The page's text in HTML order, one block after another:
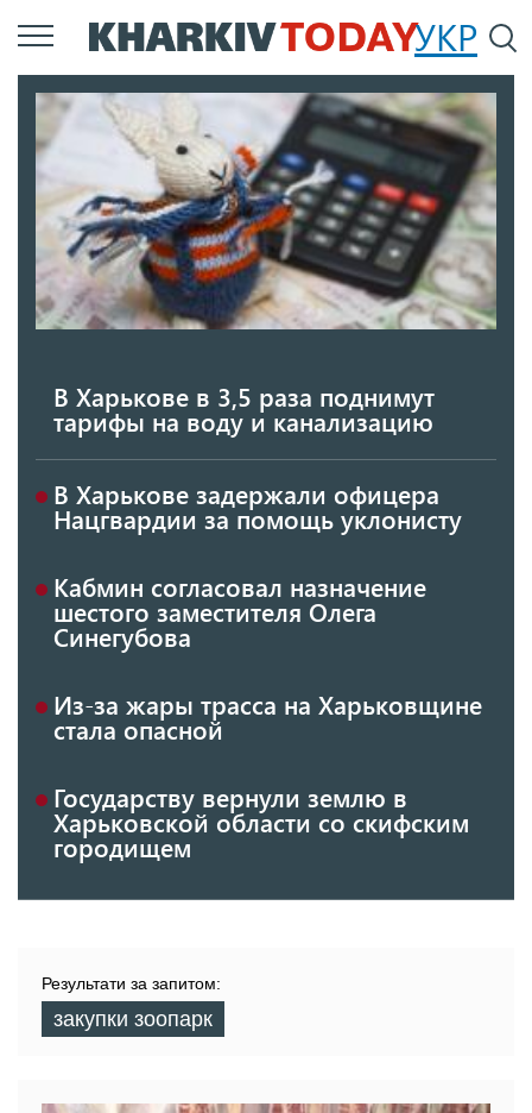
Перейти
к
содержанию
УКР
В Харькове в 3,5 раза поднимут
тарифы на воду и канализацию
В Харькове задержали офицера
Нацгвардии за помощь уклонисту
Кабмин согласовал назначение
шестого заместителя Олега
Синегубова
Из-за жары трасса на Харьковщине
стала опасной
Государству вернули землю в
Харьковской области со скифским
городищем
Результати за запитом:
закупки зоопарк